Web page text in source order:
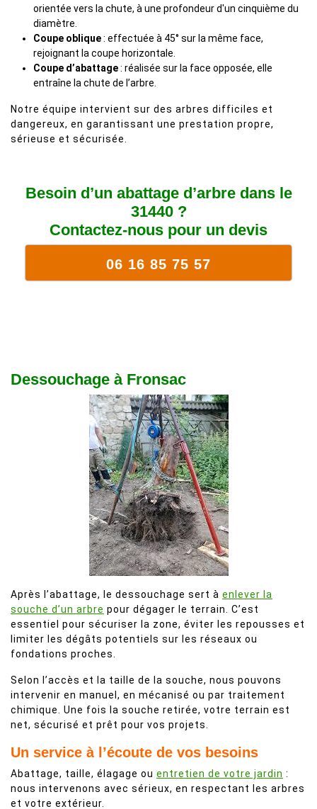
orientée vers la chute, à une profondeur d'un cinquième du
diamètre.
Coupe oblique: effectuée à 45° sur la même face,
rejoignant la coupe horizontale.
Coupe d’abattage: réalisée sur la face opposée, elle
entraîne la chute de l’arbre.
Notre équipe intervient sur des arbres difficiles et
dangereux, en garantissant une prestation propre,
sérieuse et sécurisée.
Besoin d’un abattage d’arbre dans le
31440 ?
Contactez-nous pour un devis
06 16 85 75 57
Dessouchage à Fronsac
Après l’abattage, le dessouchage sert à enlever la
souche d’un arbre pour dégager le terrain. C’est
essentiel pour sécuriser la zone, éviter les repousses et
limiter les dégâts potentiels sur les réseaux ou
fondations proches.
Selon l’accès et la taille de la souche, nous pouvons
intervenir en manuel, en mécanisé ou par traitement
chimique. Une fois la souche retirée, votre terrain est
net, sécurisé et prêt pour vos projets.
Un service à l’écoute de vos besoins
Abattage, taille, élagage ou entretien de votre jardin :
nous intervenons avec sérieux, en respectant les arbres
et votre extérieur.